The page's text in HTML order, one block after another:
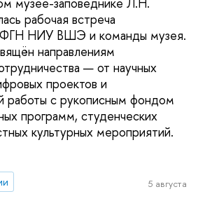
рабочая встреча
ФГН НИУ ВШЭ и команды музея.
направлениям
— от научных
проектов и
работы с рукописным фондом
программ, студенческих
культурных мероприятий.
5 августа